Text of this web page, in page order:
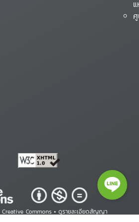
Commons •ดูรายละเอียดสัญญา